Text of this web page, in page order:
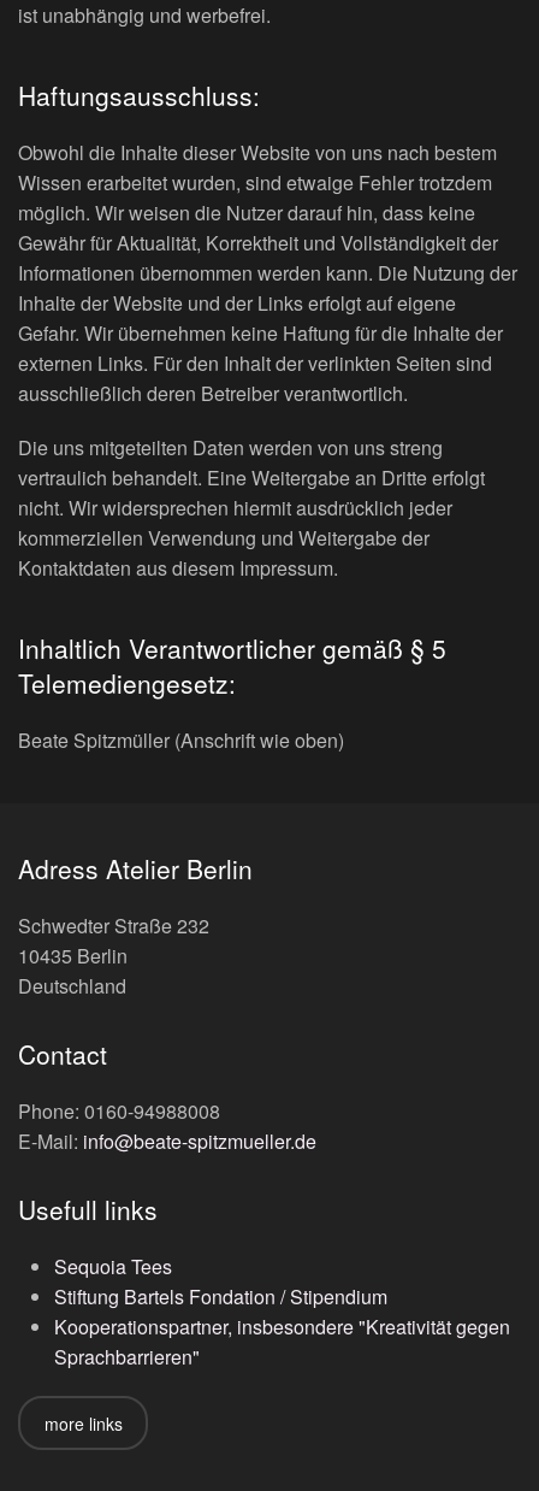
ist unabhängig und werbefrei.
Haftungsausschluss:
Obwohl die Inhalte dieser Website von uns nach bestem
Wissen erarbeitet wurden, sind etwaige Fehler trotzdem
möglich. Wir weisen die Nutzer darauf hin, dass keine
Gewähr für Aktualität, Korrektheit und Vollständigkeit der
Informationen übernommen werden kann. Die Nutzung der
Inhalte der Website und der Links erfolgt auf eigene
Gefahr. Wir übernehmen keine Haftung für die Inhalte der
externen Links. Für den Inhalt der verlinkten Seiten sind
ausschließlich deren Betreiber verantwortlich.
Die uns mitgeteilten Daten werden von uns streng
vertraulich behandelt. Eine Weitergabe an Dritte erfolgt
nicht. Wir widersprechen hiermit ausdrücklich jeder
kommerziellen Verwendung und Weitergabe der
Kontaktdaten aus diesem Impressum.
Inhaltlich Verantwortlicher gemäß § 5
Telemediengesetz:
Beate Spitzmüller (Anschrift wie oben)
Adress Atelier Berlin
Schwedter Straße 232
10435 Berlin
Deutschland
Contact
Phone: 0160-94988008
E-Mail: info@beate-spitzmueller.de
Usefull links
Sequoia Tees
Stiftung Bartels Fondation / Stipendium
Kooperationspartner, insbesondere "Kreativität gegen
Sprachbarrieren"
more links